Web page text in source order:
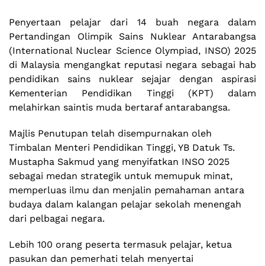
Penyertaan pelajar dari 14 buah negara dalam
Pertandingan Olimpik Sains Nuklear Antarabangsa
(International Nuclear Science Olympiad, INSO) 2025
di Malaysia mengangkat reputasi negara sebagai hab
pendidikan sains nuklear sejajar dengan aspirasi
Kementerian Pendidikan Tinggi (KPT) dalam
melahirkan saintis muda bertaraf antarabangsa.
Majlis Penutupan telah disempurnakan oleh
Timbalan Menteri Pendidikan Tinggi, YB Datuk Ts.
Mustapha Sakmud yang menyifatkan INSO 2025
sebagai medan strategik untuk memupuk minat,
memperluas ilmu dan menjalin pemahaman antara
budaya dalam kalangan pelajar sekolah menengah
dari pelbagai negara.
Lebih 100 orang peserta termasuk pelajar, ketua
pasukan dan pemerhati telah menyertai